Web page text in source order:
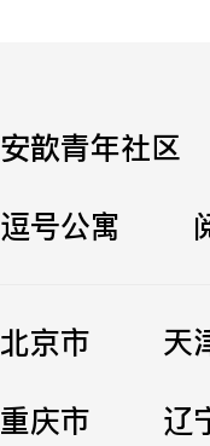
安歆青年社区
逗号公寓
北京市
天
重庆市
辽
立即提交